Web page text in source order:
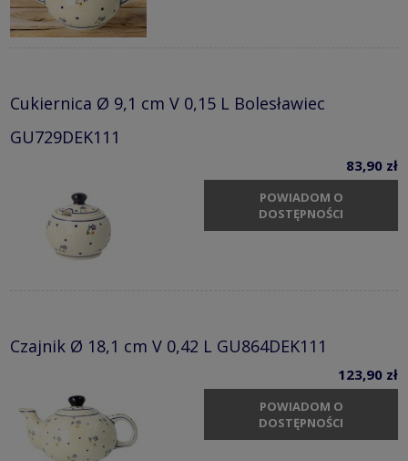
Cukiernica Ø 9,1 cm V 0,15 L Bolesławiec
GU729DEK111
83,90 zł
POWIADOM O
DOSTĘPNOŚCI
Czajnik Ø 18,1 cm V 0,42 L GU864DEK111
123,90 zł
POWIADOM O
DOSTĘPNOŚCI